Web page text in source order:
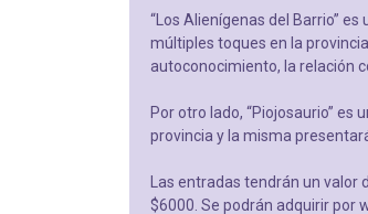
“Los Alienígenas del Barrio”
múltiples toques en la
autoconocimiento, la relación
Por otro lado, “Piojosaurio” es
provincia y la misma
Las entradas tendrán un valor
$6000. Se podrán adquirir por